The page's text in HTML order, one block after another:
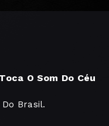
O Som Do Céu
Brasil.